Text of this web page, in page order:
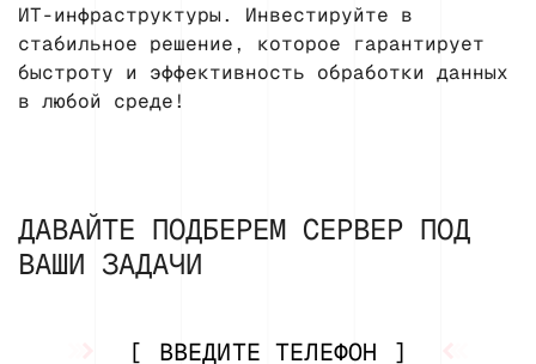
ИТ-инфраструктуры. Инвестируйте в
стабильное решение, которое гарантирует
быстроту и эффективность обработки данных
в любой среде!
ДАВАЙТЕ ПОДБЕРЕМ СЕРВЕР ПОД
ВАШИ ЗАДАЧИ